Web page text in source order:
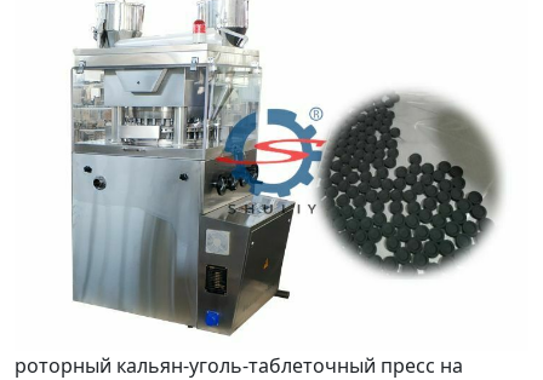
роторный кальян-уголь-таблеточный пресс на